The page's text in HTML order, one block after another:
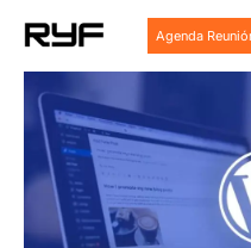
contenido
Agenda